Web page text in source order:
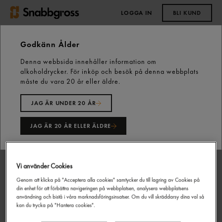
LOGGA IN BLI KUND
Start Kyld färdigmat
Färdigmat
Curry Dressing Vegan 850g Rapsona
Godkänn Ålder
Denna webbsida innehåller information om
alkoholdrycker. För inköp och besök på denna webbplats
måste du vara 20 år eller äldre.
JAG ÄR UNDER 20 ÅR
JAG ÄR 20 ÅR ELLER ÄLDRE
Vi använder Cookies
Genom att klicka på "Acceptera alla cookies" samtycker du till lagring av Cookies på
din enhet för att förbättra navigeringen på webbplatsen, analysera webbplatsens
användning och bistå i våra marknadsföringsinsatser. Om du vill skräddarsy dina val så
kan du trycka på "Hantera cookies".